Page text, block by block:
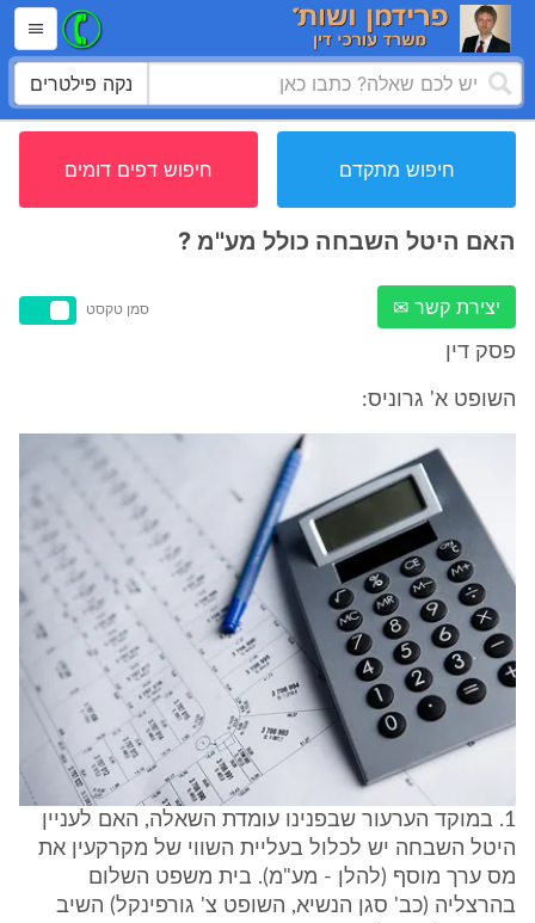
נקה פילטרים
חיפוש מתקדם חיפוש דפים דומים
האם היטל השבחה כולל מע''מ ?
יצירת קשר ✉ סמן טקסט
פסק דין
השופט א' גרוניס:
1. במוקד הערעור שבפנינו עומדת השאלה, האם לעניין
היטל השבחה יש לכלול בעליית השווי של מקרקעין את
מס ערך מוסף (להלן - מע"מ). בית משפט השלום
בהרצליה (כב' סגן הנשיא, השופט צ' גורפינקל) השיב